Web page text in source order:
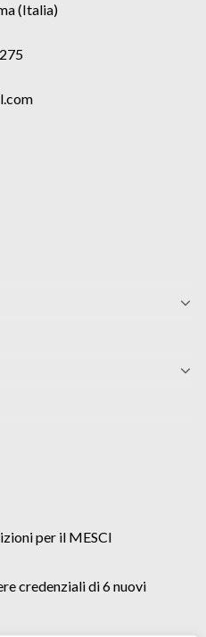
(Italia)
per il MESCI
credenziali di 6 nuovi